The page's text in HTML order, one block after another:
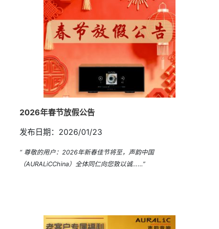
2026年春节放假公告
发布日期：2026/01/23
“ 尊敬的用户：2026年新春佳节将至，声韵中国
（AURALiCChina）全体同仁向您致以诚……”